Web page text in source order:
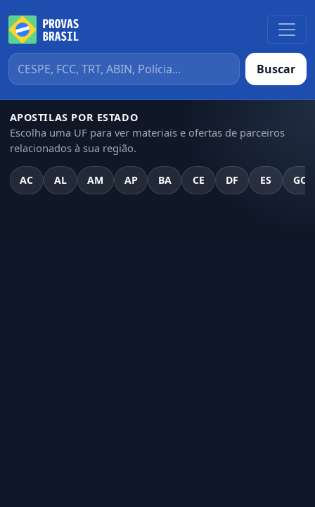
Buscar
APOSTILAS POR ESTADO
Escolha uma UF para ver materiais e ofertas de parceiros
relacionados à sua região.
AC AL AM AP BA CE DF ES GO